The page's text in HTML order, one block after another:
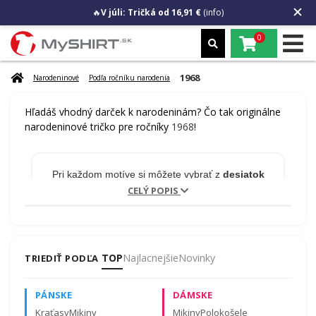
🔥V júli: Tričká od 16,91 € (info)
0
Narodeninové Podľa ročníku narodenia 1968
Hľadáš vhodný darček k narodeninám? Čo tak originálne
narodeninové tričko pre ročníky 1968!
Pri každom motíve si môžete vybrať z desiatok
. Najskôr zvoľte motív, potom farbu
🎁 MENO NA PRODUKT
ZADARMO
CELÝ POPIS
TRIEDIŤ PODĽA TOPNajlacnejšieNovinky
PÁNSKE
KraťasyMikiny
DÁMSKE
MikinyPolokošele